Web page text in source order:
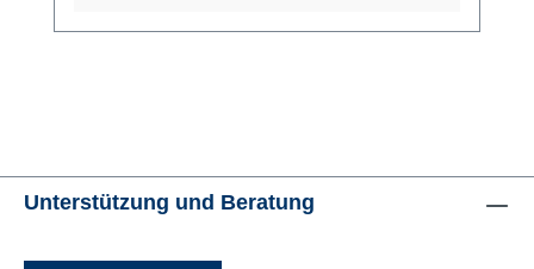
Unterstützung und Beratung